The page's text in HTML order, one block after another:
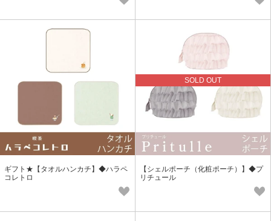
ギフト★【タオルハンカチ】◆ハラペ
コレトロ
SOLD OUT
【シェルポーチ（化粧ポーチ）】◆プ
リチュール